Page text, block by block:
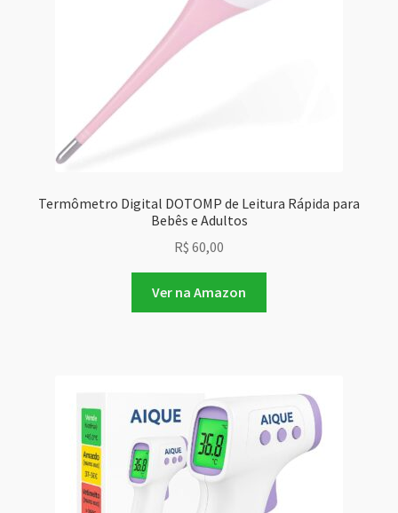
Termômetro Digital DOTOMP de Leitura Rápida para
Bebês e Adultos
R$ 60,00
Ver na Amazon